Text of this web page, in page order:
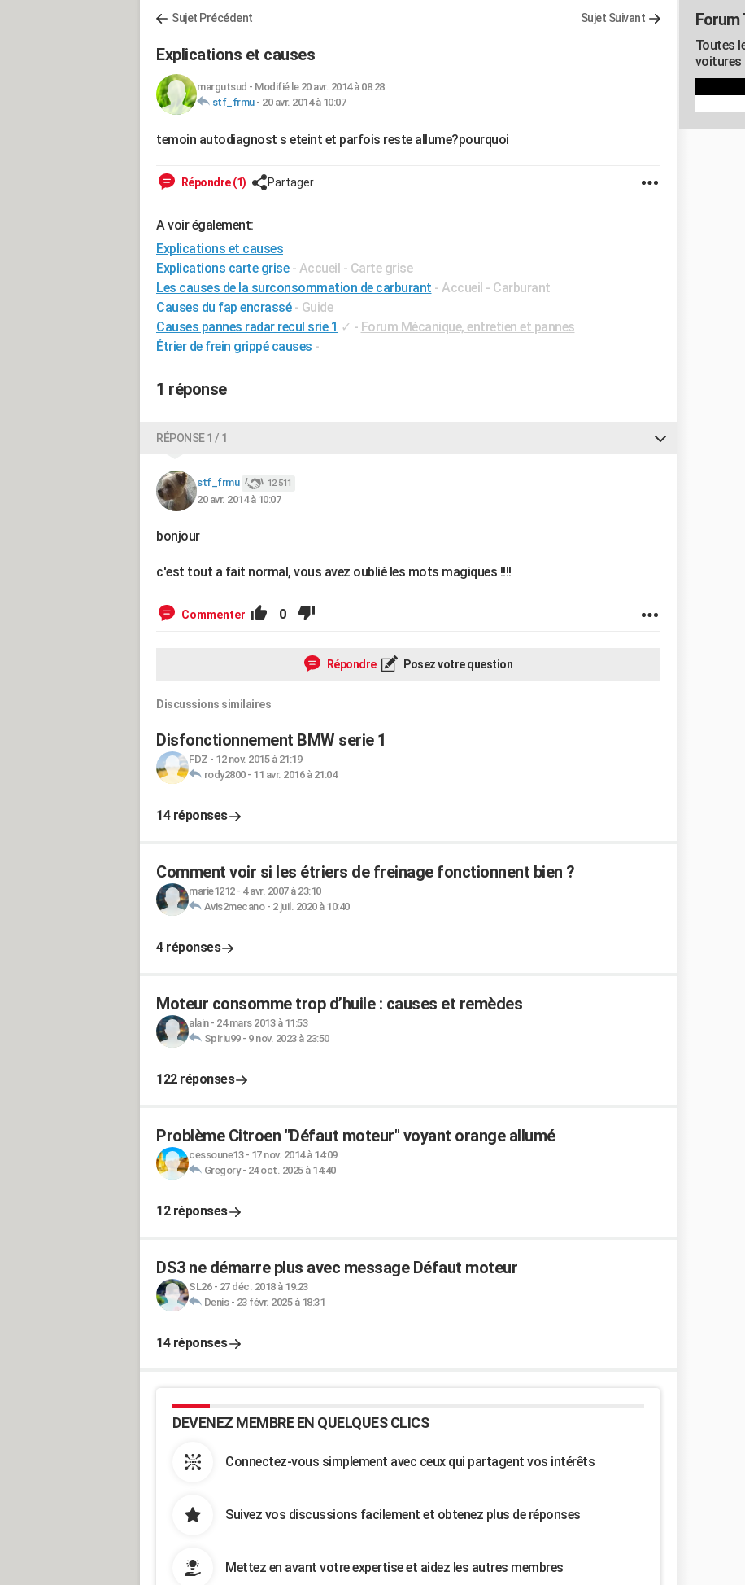
Sujet Précédent Sujet Suivant
Explications et causes
margutsud - Modifié le 20 avr. 2014 à 08:28
stf_frmu- 20 avr. 2014 à 10:07
temoin autodiagnost s eteint et parfois reste allume?pourquoi
Répondre (1) Partager
A voir également:
Explications et causes
Explications carte grise - Accueil - Carte grise
Les causes de la surconsommation de carburant - Accueil - Carburant
Causes du fap encrassé - Guide
Causes pannes radar recul srie 1 ✓ - Forum Mécanique, entretien et pannes
Étrier de frein grippé causes -
1 réponse
RÉPONSE 1 / 1
stf_frmu 12 511
20 avr. 2014 à 10:07
bonjour
c'est tout a fait normal, vous avez oublié les mots magiques !!!!
Commenter 0
Répondre Posez votre question
Discussions similaires
Disfonctionnement BMW serie 1
FDZ - 12 nov. 2015 à 21:19
rody2800- 11 avr. 2016 à 21:04
14 réponses
Comment voir si les étriers de freinage fonctionnent bien ?
marie1212- 4 avr. 2007 à 23:10
Avis2mecano- 2 juil. 2020 à 10:40
4 réponses
Moteur consomme trop d’huile : causes et remèdes
alain- 24 mars 2013 à 11:53
Spiriu99- 9 nov. 2023 à 23:50
122 réponses
Problème Citroen "Défaut moteur" voyant orange allumé
cessoune13- 17 nov. 2014 à 14:09
Gregory- 24 oct. 2025 à 14:40
12 réponses
DS3 ne démarre plus avec message Défaut moteur
SL26- 27 déc. 2018 à 19:23
Denis- 23 févr. 2025 à 18:31
14 réponses
DEVENEZ MEMBRE EN QUELQUES CLICS
Connectez-vous simplement avec ceux qui partagent vos intérêts
Suivez vos discussions facilement et obtenez plus de réponses
Mettez en avant votre expertise et aidez les autres membres
Forum
Toutes
voitures